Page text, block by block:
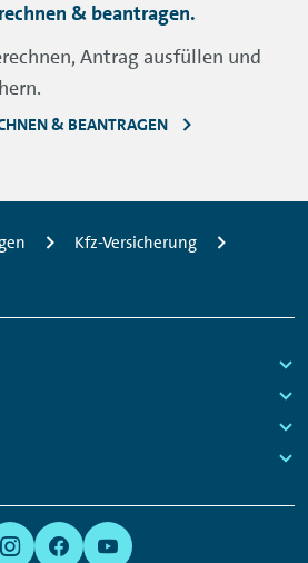
& beantragen.
Antrag ausfüllen und
& BEANTRAGEN
Kfz-Versicherung